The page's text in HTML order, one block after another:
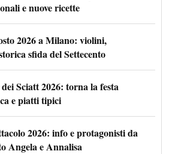
e nuove ricette
2026 a Milano: violini,
sfida del Settecento
Sciatt 2026: torna la festa
e piatti tipici
2026: info e protagonisti da
Angela e Annalisa